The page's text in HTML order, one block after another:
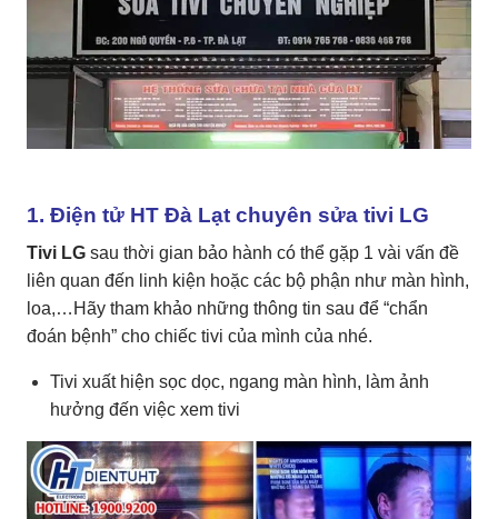
1. Điện tử HT Đà Lạt chuyên sửa tivi LG
Tivi LG sau thời gian bảo hành có thể gặp 1 vài vấn đề
liên quan đến linh kiện hoặc các bộ phận như màn hình,
loa,…Hãy tham khảo những thông tin sau để “chẩn
đoán bệnh” cho chiếc tivi của mình của nhé.
Tivi xuất hiện sọc dọc, ngang màn hình, làm ảnh
hưởng đến việc xem tivi